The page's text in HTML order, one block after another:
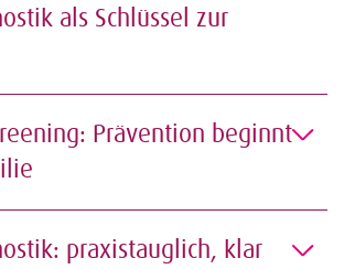
als Schlüssel zur
Prävention beginnt
praxistauglich, klar